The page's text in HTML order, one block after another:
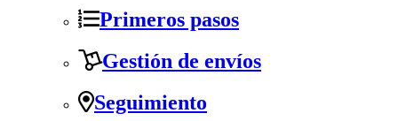
Primeros pasos
Gestión de envíos
Seguimiento